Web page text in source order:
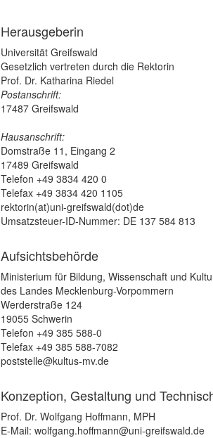
Herausgeberin
Universität Greifswald
Gesetzlich vertreten durch die Rektorin
Prof. Dr. Katharina Riedel
Postanschrift:
17487 Greifswald
Hausanschrift:
Domstraße 11, Eingang 2
17489 Greifswald
Telefon +49 3834 420 0
Telefax +49 3834 420 1105
rektorin(at)uni-greifswald(dot)de
Umsatzsteuer-ID-Nummer: DE 137 584 813
Aufsichtsbehörde
Ministerium für Bildung, Wissenschaft und
des Landes Mecklenburg-Vorpommern
Werderstraße 124
19055 Schwerin
Telefon +49 385 588-0
Telefax +49 385 588-7082
poststelle@kultus-mv.de
Konzeption, Gestaltung und
Prof. Dr. Wolfgang Hoffmann, MPH
E-Mail: wolfgang.hoffmann@uni-greifswald.de